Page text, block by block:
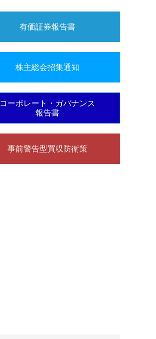
有価証券報告書
株主総会招集通知
コーポレート・ガバナンス
報告書
事前警告型買収防衛策